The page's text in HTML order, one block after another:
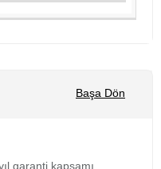
Başa Dön
garanti kapsamı